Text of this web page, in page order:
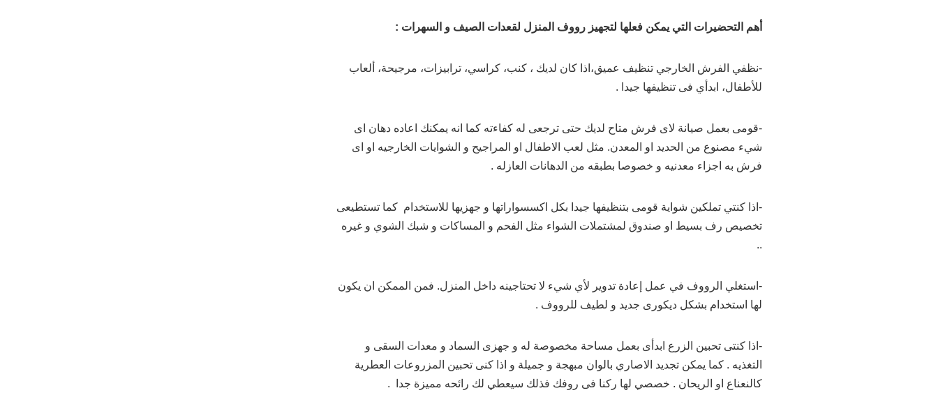
أهم التحضيرات التي يمكن فعلها لتجهيز رووف المنزل لقعدات الصيف و السهرات :
-نظفي الفرش الخارجي تنظيف عميق،اذا كان لديك ، كنب، كراسي، ترابيزات، مرجيحة، ألعاب
للأطفال، ابدأي فى تنظيفها جيدا .
-قومى بعمل صيانة لاى فرش متاح لديك حتى ترجعى له كفاءته كما انه يمكنك اعاده دهان اى
شيء مصنوع من الحديد او المعدن. مثل لعب الاطفال او المراجيح و الشوايات الخارجيه او اى
فرش به اجزاء معدنيه و خصوصا بطبقه من الدهانات العازله .
-اذا كنتي تملكين شواية قومى بتنظيفها جيدا بكل اكسسواراتها و جهزيها للاستخدام كما تستطيعى
تخصيص رف بسيط او صندوق لمشتملات الشواء مثل الفحم و المساكات و شبك الشوي و غيره
..
-استغلي الرووف في عمل إعادة تدوير لأي شيء لا تحتاجينه داخل المنزل. فمن الممكن ان يكون
لها استخدام بشكل ديكورى جديد و لطيف للرووف .
-اذا كنتى تحبين الزرع ابدأى بعمل مساحة مخصوصة له و جهزى السماد و معدات السقى و
التغذيه . كما يمكن تجديد الاصاري بالوان مبهجة و جميلة و اذا كنى تحبين المزروعات العطرية
كالنعناع او الريحان . خصصي لها ركنا فى روفك فذلك سيعطي لك رائحه مميزة جدا .